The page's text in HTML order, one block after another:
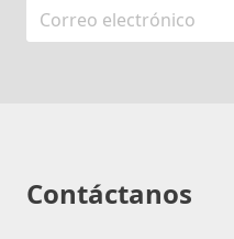
Contáctanos